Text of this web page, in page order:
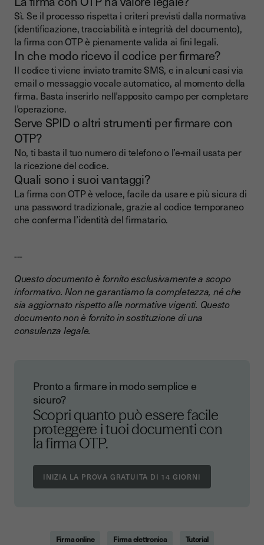
Sì. Se il processo rispetta i criteri previsti dalla normativa
(identificazione, tracciabilità e integrità del documento),
la firma con OTP è pienamente valida ai fini legali.
In che modo ricevo il codice per firmare?
Il codice ti viene inviato tramite SMS, e in alcuni casi via
email o messaggio vocale automatico, al momento della
firma. Basta inserirlo nell’apposito campo per completare
l’operazione.
Serve SPID o altri strumenti per firmare con
OTP?
No, ti basta il tuo numero di telefono o l’e-mail usata per
la ricezione del codice.
Quali sono i suoi vantaggi?
La firma con OTP è veloce, facile da usare e più sicura di
una password tradizionale, grazie al codice temporaneo
che conferma l’identità del firmatario.
---
Questo documento è fornito esclusivamente a scopo
informativo. Non ne garantiamo la completezza, né che
sia aggiornato rispetto alle normative vigenti. Questo
documento non è fornito in sostituzione di una
consulenza legale.
Pronto a firmare in modo semplice e
sicuro?
Scopri quanto può essere facile
proteggere i tuoi documenti con
la firma OTP.
Firma online Firma elettronica Tutorial